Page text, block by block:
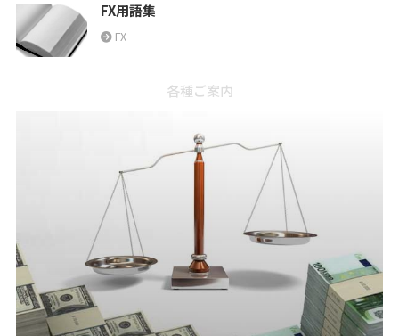
FX用語集
FX
各種ご案内